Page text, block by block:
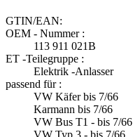
GTIN/EAN:
OEM - Nummer :
113 911 021B
ET -Teilegruppe :
Elektrik -Anlasser
passend für :
VW Käfer bis 7/66
Karmann bis 7/66
VW Bus T1 - bis 7/66
VW Typ 3 - bis 7/66